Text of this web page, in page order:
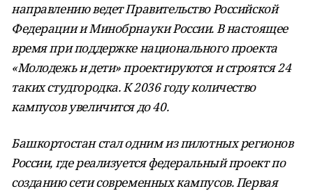
направлению ведет Правительство Российской
Федерации и Минобрнауки России. В настоящее
время при поддержке национального проекта
«Молодежь и дети» проектируются и строятся 24
таких студгородка. К 2036 году количество
кампусов увеличится до 40.
Башкортостан стал одним из пилотных регионов
России, где реализуется федеральный проект по
созданию сети современных кампусов. Первая